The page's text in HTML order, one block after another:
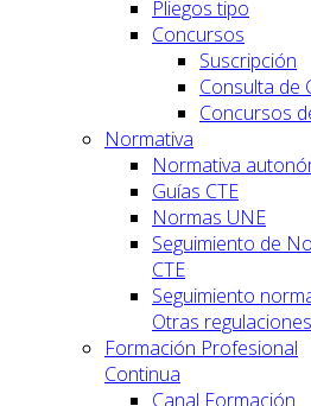
Pliegos tipo
Concursos
Suscripción
Consulta de
Concursos
Normativa
Normativa
Guías CTE
Normas UNE
Seguimiento de
CTE
Seguimiento
Otras regulaciones
Formación Profesional
Continua
Canal Formación